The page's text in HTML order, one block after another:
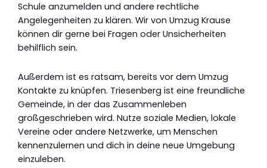
Schule anzumelden und andere rechtliche
Angelegenheiten zu klären. Wir von Umzug Krause
können dir gerne bei Fragen oder Unsicherheiten
behilflich sein.
Außerdem ist es ratsam, bereits vor dem Umzug
Kontakte zu knüpfen. Triesenberg ist eine freundliche
Gemeinde, in der das Zusammenleben
großgeschrieben wird. Nutze soziale Medien, lokale
Vereine oder andere Netzwerke, um Menschen
kennenzulernen und dich in deine neue Umgebung
einzuleben.